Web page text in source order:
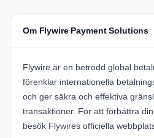
Om Flywire Payment Solutions
Flywire är en betrodd global
förenklar internationella
och ger säkra och effektiva
transaktioner. För att förbättra
besök Flywires officiella